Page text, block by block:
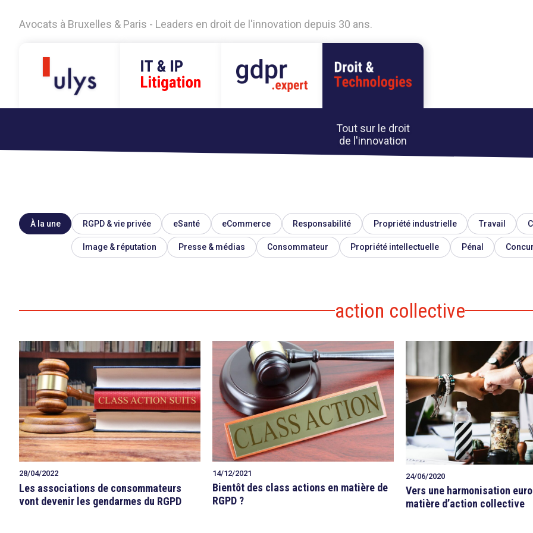
Avocats à Bruxelles & Paris - Leaders en droit de l'innovation depuis 30 ans.
Tout sur le droit
de l'innovation
À la une RGPD & vie privée eSanté eCommerce Responsabilité Propriété industrielle Travail
Image & réputation Presse & médias Consommateur Propriété intellectuelle Pénal
action collective
28/04/2022
Les associations de consommateurs
vont devenir les gendarmes du RGPD
14/12/2021
Bientôt des class actions en matière de
RGPD ?
24/06/2020
Vers une harmonisation
matière d’action collective
search